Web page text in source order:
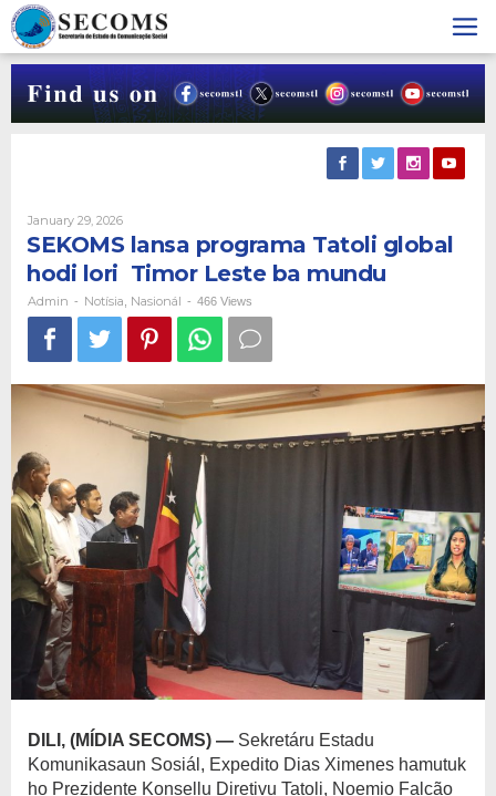
Skip
to
content
January 29, 2026By
Admin
SEKOMS lansa programa Tatoli global
hodi lori Timor Leste ba mundu
Admin - Notísia Nasionál - 466 Views
DILI, (MÍDIA SECOMS) — Sekretáru Estadu
Komunikasaun Sosiál, Expedito Dias Ximenes hamutuk
ho Prezidente Konsellu Diretivu Tatoli, Noemio Falcão